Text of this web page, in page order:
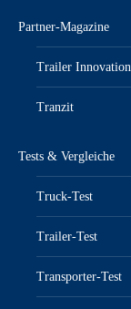
Partner-Magazine
Trailer Innovation
Tranzit
Tests & Vergleiche
Truck-Test
Trailer-Test
Transporter-Test